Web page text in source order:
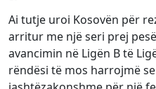
Ai tutje uroi Kosovën për
arritur me një seri prej
avancimin në Ligën B të
rëndësi të mos harrojmë